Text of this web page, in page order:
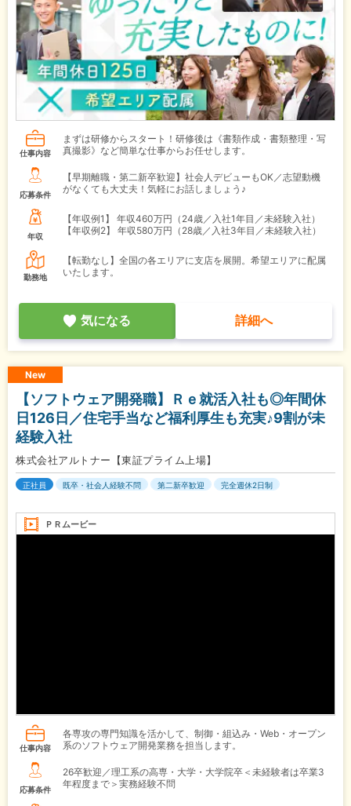
仕事内容
まずは研修からスタート！研修後は《書類作成・書類整理・写
真撮影》など簡単な仕事からお任せします。
応募条件
【早期離職・第二新卒歓迎】社会人デビューもOK／志望動機
がなくても大丈夫！気軽にお話しましょう♪
年収
【年収例1】
年収460万円（24歳／入社1年目／未経験入社）
【年収例2】
年収580万円（28歳／入社3年目／未経験入社）
勤務地
【転勤なし】全国の各エリアに支店を展開。希望エリアに配属
いたします。
気になる 詳細へ
New
【ソフトウェア開発職】Ｒｅ就活入社も◎年間休
日126日／住宅手当など福利厚生も充実♪9割が未
経験入社
株式会社アルトナー【東証プライム上場】
正社員 既卒・社会人経験不問 第二新卒歓迎 完全週休2日制
ＰＲムービー
仕事内容
各専攻の専門知識を活かして、制御・組込み・Web・オープン
系のソフトウェア開発業務を担当します。
応募条件
26卒歓迎／理工系の高専・大学・大学院卒＜未経験者は卒業3
年程度まで＞実務経験不問